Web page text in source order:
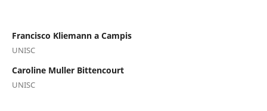
Francisco Kliemann a Campis
UNISC
Caroline Muller Bittencourt
UNISC